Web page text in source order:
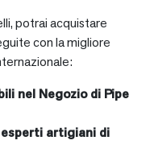
potrai acquistare
con la migliore
nel Negozio di Pipe
artigiani di